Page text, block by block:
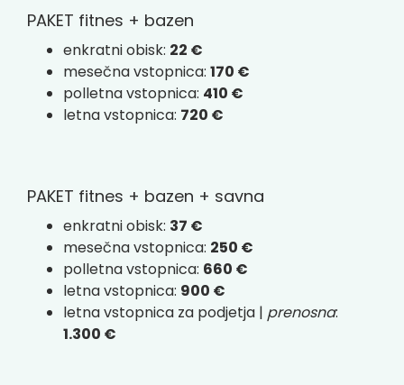
PAKET fitnes + bazen
enkratni obisk: 22 €
mesečna vstopnica: 170 €
polletna vstopnica: 410 €
letna vstopnica: 720 €
PAKET fitnes + bazen + savna
enkratni obisk: 37 €
mesečna vstopnica: 250 €
polletna vstopnica: 660 €
letna vstopnica: 900 €
letna vstopnica za podjetja | prenosna:
1.300 €